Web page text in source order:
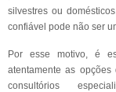
silvestres ou
confiável pode não ser
Por esse motivo, é
atentamente as
consultórios